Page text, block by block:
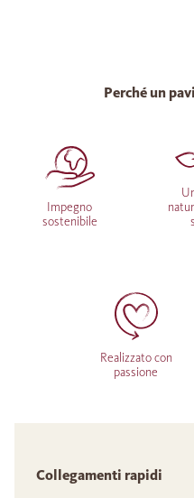
Perché un
Impegno
sostenibile
Realizzato con
passione
Collegamenti rapidi